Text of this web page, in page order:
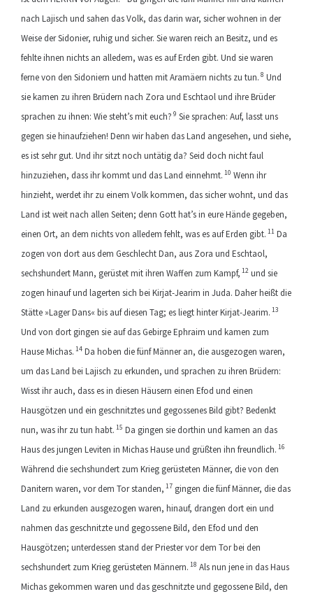
nach Lajisch und sahen das Volk, das darin war, sicher wohnen in der
Weise der Sidonier, ruhig und sicher. Sie waren reich an Besitz, und es
fehlte ihnen nichts an alledem, was es auf Erden gibt. Und sie waren
ferne von den Sidoniern und hatten mit Aramäern nichts zu tun. 8 Und
sie kamen zu ihren Brüdern nach Zora und Eschtaol und ihre Brüder
sprachen zu ihnen: Wie steht’s mit euch? 9 Sie sprachen: Auf, lasst uns
gegen sie hinaufziehen! Denn wir haben das Land angesehen, und siehe,
es ist sehr gut. Und ihr sitzt noch untätig da? Seid doch nicht faul
hinzuziehen, dass ihr kommt und das Land einnehmt. 10 Wenn ihr
hinzieht, werdet ihr zu einem Volk kommen, das sicher wohnt, und das
Land ist weit nach allen Seiten; denn Gott hat’s in eure Hände gegeben,
einen Ort, an dem nichts von alledem fehlt, was es auf Erden gibt. 11 Da
zogen von dort aus dem Geschlecht Dan, aus Zora und Eschtaol,
sechshundert Mann, gerüstet mit ihren Waffen zum Kampf, 12 und sie
zogen hinauf und lagerten sich bei Kirjat-Jearim in Juda. Daher heißt die
Stätte »Lager Dans« bis auf diesen Tag; es liegt hinter Kirjat-Jearim. 13
Und von dort gingen sie auf das Gebirge Ephraim und kamen zum
Hause Michas. 14 Da hoben die fünf Männer an, die ausgezogen waren,
um das Land bei Lajisch zu erkunden, und sprachen zu ihren Brüdern:
Wisst ihr auch, dass es in diesen Häusern einen Efod und einen
Hausgötzen und ein geschnitztes und gegossenes Bild gibt? Bedenkt
nun, was ihr zu tun habt. 15 Da gingen sie dorthin und kamen an das
Haus des jungen Leviten in Michas Hause und grüßten ihn freundlich. 16
Während die sechshundert zum Krieg gerüsteten Männer, die von den
Danitern waren, vor dem Tor standen, 17 gingen die fünf Männer, die das
Land zu erkunden ausgezogen waren, hinauf, drangen dort ein und
nahmen das geschnitzte und gegossene Bild, den Efod und den
Hausgötzen; unterdessen stand der Priester vor dem Tor bei den
sechshundert zum Krieg gerüsteten Männern. 18 Als nun jene in das Haus
Michas gekommen waren und das geschnitzte und gegossene Bild, den